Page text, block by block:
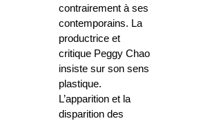
contrairement à ses
contemporains. La
productrice et
critique Peggy Chao
insiste sur son sens
plastique.
L’apparition et la
disparition des